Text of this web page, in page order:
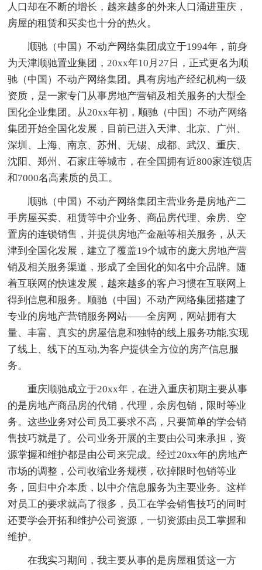
人口却在不断的增长，越来越多的外来人口涌进重庆，
房屋的租赁和买卖也十分的热火。
顺驰（中国）不动产网络集团成立于1994年，前身
为天津顺驰置业集团，20xx年10月27日，正式更名为顺
驰（中国）不动产网络集团。具有房地产经纪机构一级
资质，是一家专门从事房地产营销及相关服务的大型全
国化企业集团。从20xx年初，顺驰（中国）不动产网络
集团开始全国化发展，目前已进入天津、北京、广州、
深圳、上海、南京、苏州、无锡、成都、武汉、重庆、
沈阳、郑州、石家庄等城市，在全国拥有近800家连锁店
和7000名高素质的员工。
顺驰（中国）不动产网络集团主营业务是房地产二
手房屋买卖、租赁等中介业务、商品房代理、余房、空
置房的连锁销售，并提供房地产金融等相关服务，从天
津到全国化发展，建立了覆盖19个城市的庞大房地产营
销及相关服务渠道，形成了全国化的知名中介品牌。随
着互联网的快速发展，越来越多的客户习惯在互联网上
得到信息和服务。顺驰（中国）不动产网络集团搭建了
专业的房地产营销服务网站——全房网，网站拥有大
量、丰富、真实的房屋信息和独特的线上服务功能,实现
了线上、线下的互动,为客户提供全方位的房产信息服
务。
重庆顺驰成立于20xx年，在进入重庆初期主要从事
的是房地产商品房的代销，代理，余房包销，限时等业
务。这些业务对公司员工要求不高，只要简单的学会销
售技巧就是了。公司业务开展的主要由公司来承担，资
源掌握和维护都是由公司来完成。经过20xx年的房地产
市场的调整，公司收缩业务规模，砍掉限时包销等业
务，回归中介本质，以中介信息服务为主要业务。这样
对员工的要求就高了很多，员工在学会销售技巧的同时
还要学会开拓和维护公司资源，一切资源由员工掌握和
维护。
在我实习期间，我主要从事的是房屋租赁这一方